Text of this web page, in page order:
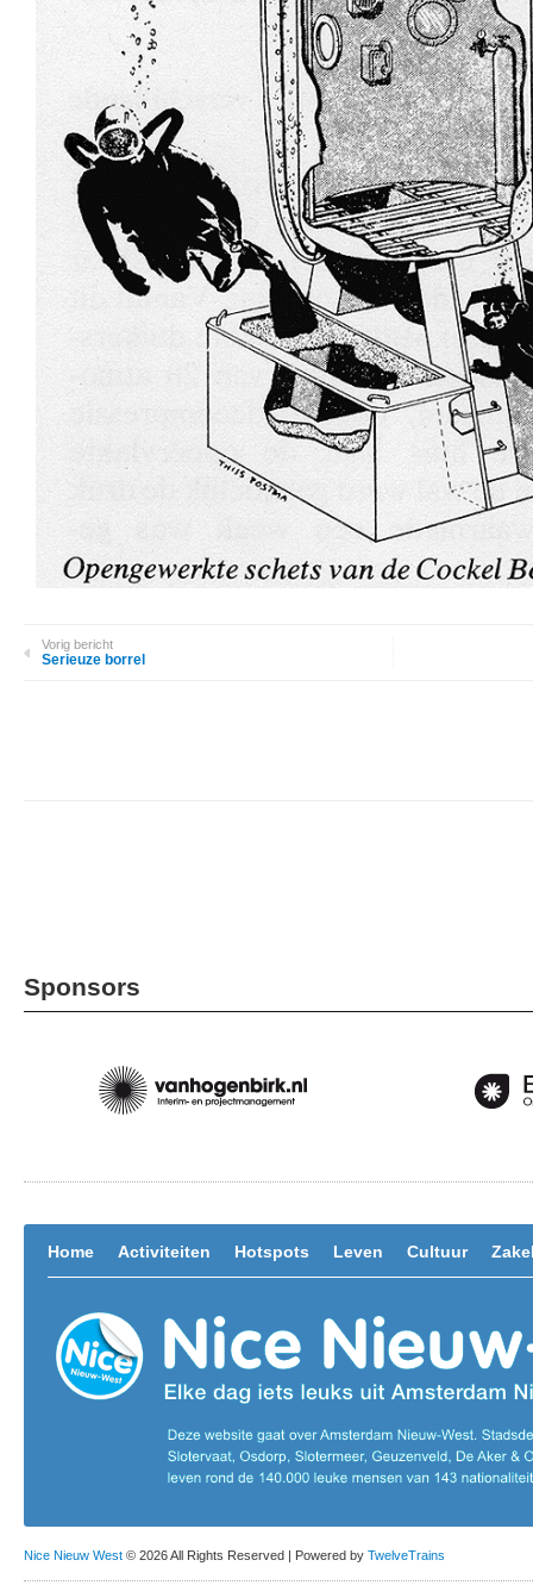
Vorig bericht
Serieuze borrel
Sponsors
Home Activiteiten Hotspots Leven Cultuur
Nice Nieuw West © 2026 All Rights Reserved | Powered by TwelveTrains